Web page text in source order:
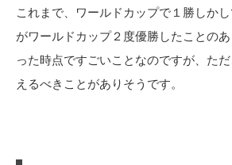
これまで、ワールドカップで１勝しか
がワールドカップ２度優勝したことの
った時点ですごいことなのですが、た
えるべきことがありそうです。